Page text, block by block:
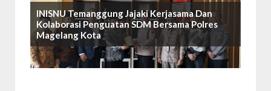
INISNU Temanggung Jajaki Kerjasama Dan
Kolaborasi Penguatan SDM Bersama Polres
Magelang Kota